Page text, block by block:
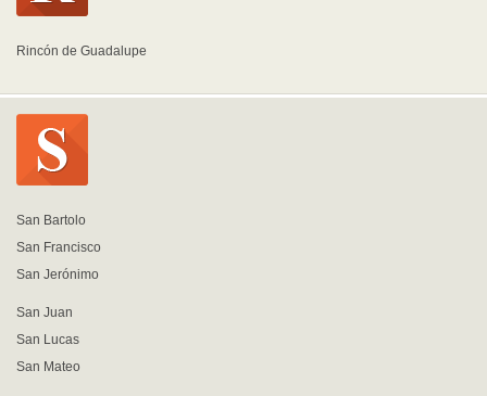
Rincón de Guadalupe
San Bartolo
San Francisco
San Jerónimo
San Juan
San Lucas
San Mateo